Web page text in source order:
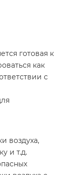
готовая к
как
с
воздуха,
и т.д.